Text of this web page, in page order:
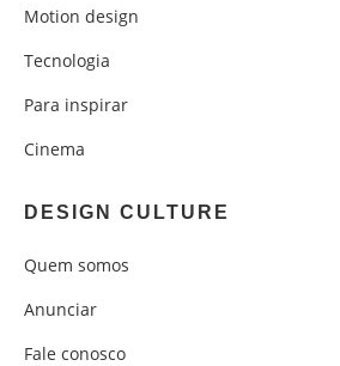
Motion design
Tecnologia
Para inspirar
Cinema
DESIGN CULTURE
Quem somos
Anunciar
Fale conosco